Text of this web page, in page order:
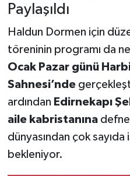
Paylaşıldı
Haldun Dormen için
töreninin programı da
Ocak Pazar günü
Sahnesi’nde
ardından Edirnekapı
aile kabristanına
dünyasından çok sayıda
bekleniyor.